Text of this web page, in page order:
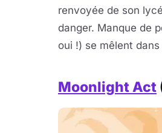
renvoyée de son
danger. Manque de
oui !) se mêlent
Moonlight Act